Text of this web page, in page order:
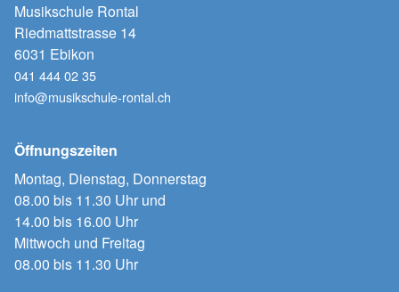
Musikschule Rontal
Riedmattstrasse 14
6031 Ebikon
041 444 02 35
info@musikschule-rontal.ch
Öffnungszeiten
Montag, Dienstag, Donnerstag
08.00 bis 11.30 Uhr und
14.00 bis 16.00 Uhr
Mittwoch und Freitag
08.00 bis 11.30 Uhr